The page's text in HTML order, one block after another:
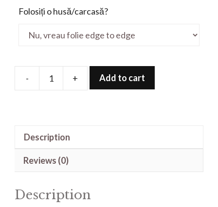
Folosiți o husă/carcasă?
-
Folie
+ Add to cart
Description
Reviews (0)
Description